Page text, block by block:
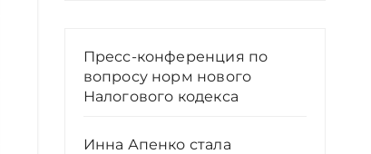
Пресс-конференция по
вопросу норм нового
Налогового кодекса
Инна Апенко стала